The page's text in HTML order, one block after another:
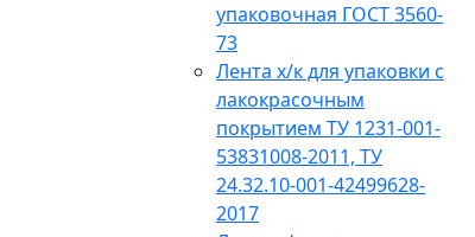
упаковочная ГОСТ 3560-
73
Лента х/к для упаковки с
лакокрасочным
покрытием ТУ 1231-001-
53831008-2011, ТУ
24.32.10-001-42499628-
2017